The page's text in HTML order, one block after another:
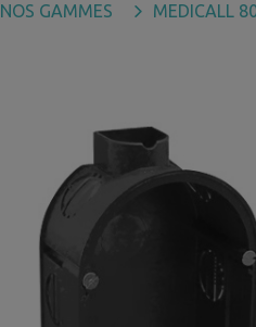
NOS GAMMES MEDICALL